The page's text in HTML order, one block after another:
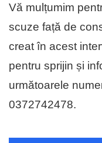
Vă mulțumim
scuze față de
creat în acest
pentru sprijin și
următoarele
0372742478.